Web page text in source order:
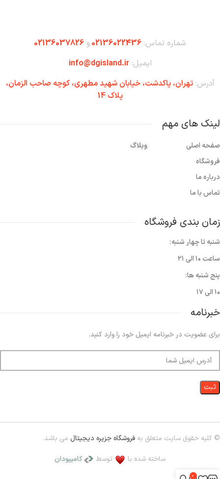
شماره تماس: 02136022436و 02136037826
ایمیل:info@dgisland.ir
آدرس:تهران،‌ پاکدشت، خیابان شهید مطهری، کوچه صاحب الزمان،
پلاک 14
لینک های مهم
صفحه اصلی
فروشگاه
درباره ما
تماس با ما
وبلاگ
زمان بندی فروشگاه
شنبه تا چهار شنبه:
ساعت ۱۰ الی ۲۱
پنج شنبه ها:
۱۰ الی ۱۷
خبرنامه
برای عضویت در خبرنامه ایمیل خود را وارد کنید.
© کلیه حقوق سایت متعلق به فروشگاه جزیره دیجیتال می باشد.
ساخته شده با
توسط کامپیودان
0